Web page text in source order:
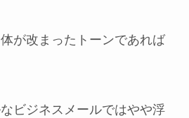
が改まったトーンであれば
ビジネスメールではやや浮